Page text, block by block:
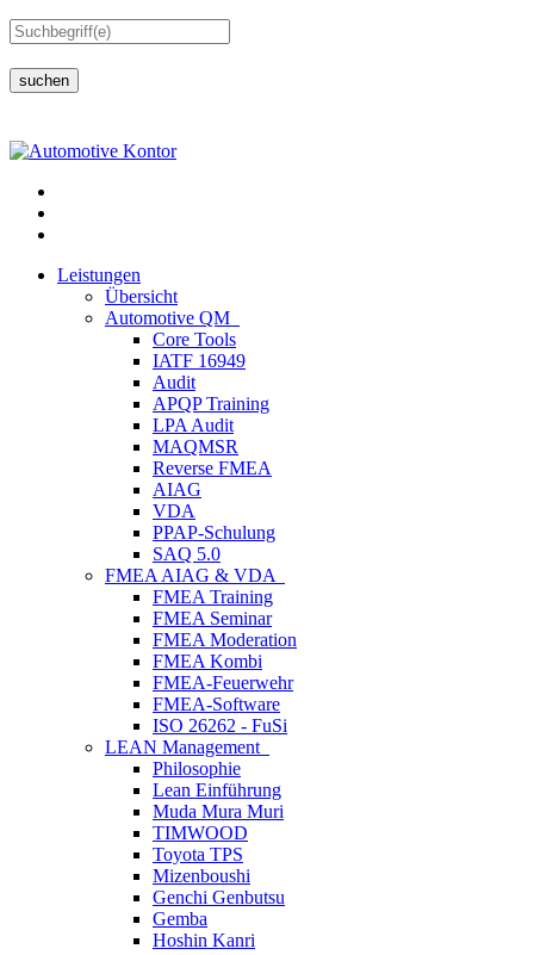
suchen
Leistungen
Übersicht
Automotive QM
Core Tools
IATF 16949
Audit
APQP Training
LPA Audit
MAQMSR
Reverse FMEA
AIAG
VDA
PPAP-Schulung
SAQ 5.0
FMEA AIAG & VDA
FMEA Training
FMEA Seminar
FMEA Moderation
FMEA Kombi
FMEA-Feuerwehr
FMEA-Software
ISO 26262 - FuSi
LEAN Management
Philosophie
Lean Einführung
Muda Mura Muri
TIMWOOD
Toyota TPS
Mizenboushi
Genchi Genbutsu
Gemba
Hoshin Kanri